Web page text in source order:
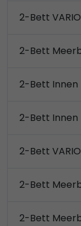
2-Bett
2-Bett
2-Bett Innen
2-Bett Innen
2-Bett
2-Bett
2-Bett